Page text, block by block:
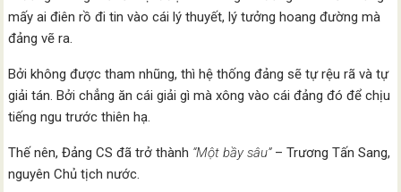
mấy ai điên rồ đi tin vào cái lý thuyết, lý tưởng hoang đường mà
đảng vẽ ra.
Bởi không được tham nhũng, thì hệ thống đảng sẽ tự rệu rã và tự
giải tán. Bởi chẳng ăn cái giải gì mà xông vào cái đảng đó để chịu
tiếng ngu trước thiên hạ.
Thế nên, Đảng CS đã trở thành “Một bầy sâu”– Trương Tấn Sang,
nguyên Chủ tịch nước.